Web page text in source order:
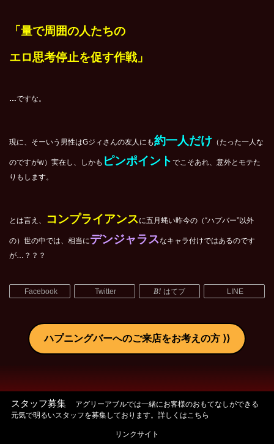
「量で周囲の人たちの
エロ思考停止を促す作戦」
…ですな。
現に、そーいう男性はGジィさんの友人にも約一人だけ （たった一人な
のですがw）実在し、しかも ピンポイント でこそあれ、意外とモテた
りもします。
とは言え、 コンプライアンスに五月蝿い昨今の（“ハプバー”以外
の）世の中では、相当にデンジャラスなキャラ付けではあるのです
が…？？？
Facebook Twitter はてブ LINE
ハプニングバーへのご来店をお考えの方
スタッフ募集
アグリーアブルでは一緒にお客様のおもてなしができる
元気で明るいスタッフを募集しております。詳しくはこちら
リンクサイト